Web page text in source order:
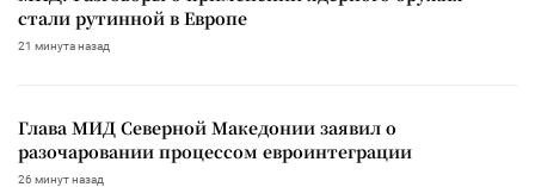
стали рутинной в Европе
21 минута назад
Глава МИД Северной Македонии заявил о
разочаровании процессом евроинтеграции
26 минут назад